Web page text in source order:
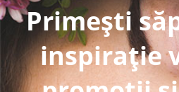
Primești
inspirație